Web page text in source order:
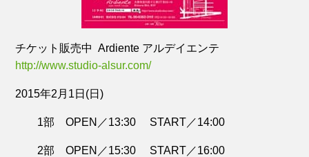
チケット販売中 Ardiente アルデイエンテ
http://www.studio-alsur.com/
2015年2月1日(日)
1部 OPEN／13:30 START／14:00
2部 OPEN／15:30 START／16:00